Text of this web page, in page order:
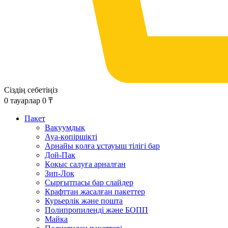
Сіздің себетіңіз
0 тауарлар 0 ₸
Пакет
Вакуумдық
Ауа-көпіршікті
Арнайы қолға ұстауыш тілігі бар
Дой-Пак
Қоқыс салуға арналған
Зип-Лок
Сырғытпасы бар слайдер
Крафттан жасалған пакеттер
Курьерлік және пошта
Полипропиленді және БОПП
Майка